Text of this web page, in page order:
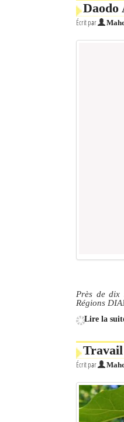
Écrit par
Près de dix
Régions
Lire la
Travail
Écrit par